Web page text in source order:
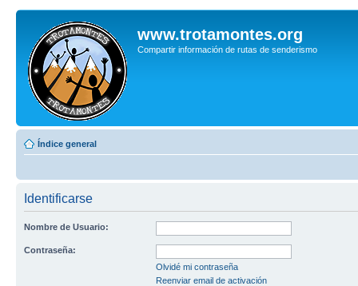
www.trotamontes.org
Compartir información de rutas de senderismo
Índice general
Identificarse
Nombre de Usuario:
Contraseña:
Olvidé mi contraseña
Reenviar email de activación